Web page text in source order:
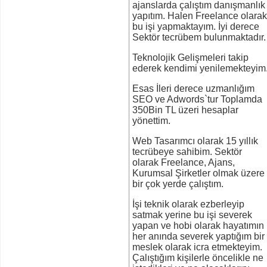
ajanslarda çalıştım danışmanlık
yapıtım. Halen Freelance olarak
bu işi yapmaktayım. İyi derece
Sektör tecrübem bulunmaktadır.
Teknolojik Gelişmeleri takip
ederek kendimi
Esas İleri derece uzmanlığım
SEO ve Adwords`tur Toplamda
350Bin TL üzeri hesaplar
yönettim.
Web Tasarımcı olarak 15 yıllık
tecrübeye sahibim. Sektör
olarak Freelance, Ajans,
Kurumsal Şirketler olmak üzere
bir çok yerde çalıştım.
İşi teknik olarak ezberleyip
satmak yerine bu işi severek
yapan ve hobi olarak hayatımın
her anında severek yaptığım bir
meslek olarak icra etmekteyim.
Çalıştığım kişilerle öncelikle ne